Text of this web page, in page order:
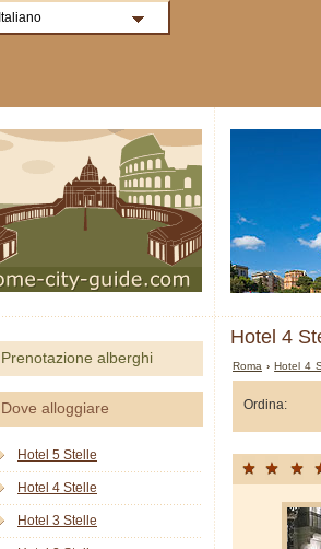
Hotel 4
Roma ›Hotel 4
Ordina:
Prenotazione alberghi
Dove alloggiare
Hotel 5 Stelle
Hotel 4 Stelle
Hotel 3 Stelle
Italiano